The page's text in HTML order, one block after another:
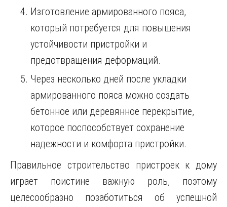
Изготовление армированного пояса,
который потребуется для повышения
устойчивости пристройки и
предотвращения деформаций.
Через несколько дней после укладки
армированного пояса можно создать
бетонное или деревянное перекрытие,
которое поспособствует сохранение
надежности и комфорта пристройки.
Правильное строительство пристроек к дому
играет поистине важную роль, поэтому
целесообразно позаботиться об успешной